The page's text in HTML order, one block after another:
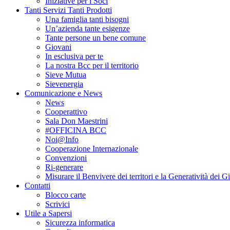
Tanti Servizi Tanti Prodotti
Una famiglia tanti bisogni
Un’azienda tante esigenze
Tante persone un bene comune
Giovani
In esclusiva per te
La nostra Bcc per il territorio
Sieve Mutua
Sievenergia
Comunicazione e News
News
Cooperattivo
Sala Don Maestrini
#OFFICINA BCC
Noi@Info
Cooperazione Internazionale
Convenzioni
Ri-generare
Misurare il Benvivere dei territori e la Generatività dei
Contatti
Blocco carte
Scrivici
Utile a Sapersi
Sicurezza informatica